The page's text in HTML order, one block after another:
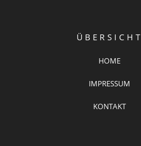
ÜBERSICHT
HOME
IMPRESSUM
KONTAKT